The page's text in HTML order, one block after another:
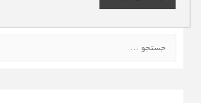
برای: